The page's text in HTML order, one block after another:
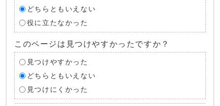
どちらともいえない
役に立たなかった
このページは見つけやすかったですか？
見つけやすかった
どちらともいえない
見つけにくかった